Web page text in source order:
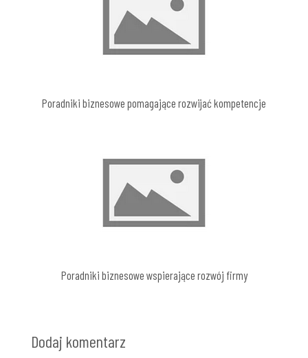
Poradniki biznesowe pomagające rozwijać kompetencje
Poradniki biznesowe wspierające rozwój firmy
Dodaj komentarz